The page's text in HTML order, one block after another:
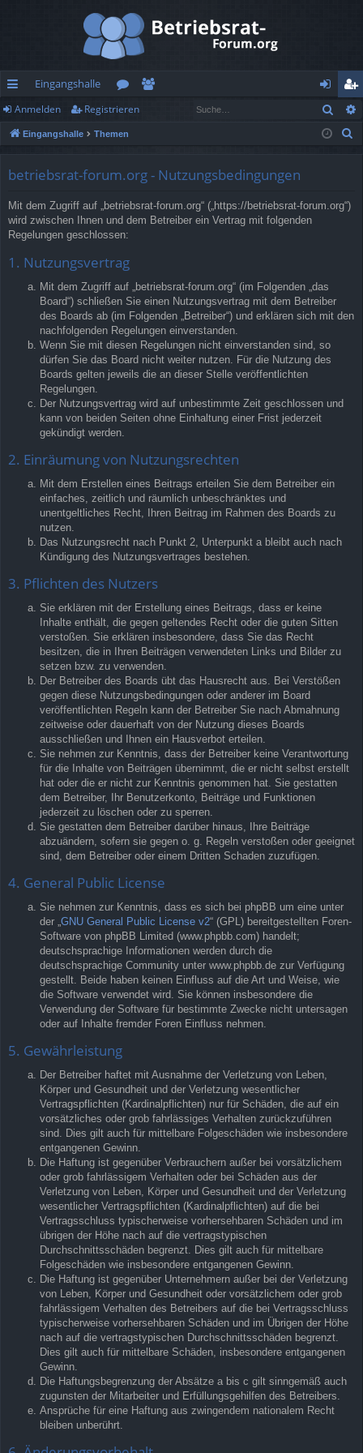
ch
ne
rif
Eingangshalle
or
en
n
m
eg
ist
Anmelden Registrieren
Eingangshalle Themen
betriebsrat-forum.org - Nutzungsbedingungen
Mit dem Zugriff auf „betriebsrat-forum.org“ („https://betriebsrat-forum.org“)
wird zwischen Ihnen und dem Betreiber ein Vertrag mit folgenden
Regelungen geschlossen:
1. Nutzungsvertrag
Mit dem Zugriff auf „betriebsrat-forum.org“ (im Folgenden „das
Board“) schließen Sie einen Nutzungsvertrag mit dem Betreiber
des Boards ab (im Folgenden „Betreiber“) und erklären sich mit den
nachfolgenden Regelungen einverstanden.
Wenn Sie mit diesen Regelungen nicht einverstanden sind, so
dürfen Sie das Board nicht weiter nutzen. Für die Nutzung des
Boards gelten jeweils die an dieser Stelle veröffentlichten
Regelungen.
Der Nutzungsvertrag wird auf unbestimmte Zeit geschlossen und
kann von beiden Seiten ohne Einhaltung einer Frist jederzeit
gekündigt werden.
2. Einräumung von Nutzungsrechten
Mit dem Erstellen eines Beitrags erteilen Sie dem Betreiber ein
einfaches, zeitlich und räumlich unbeschränktes und
unentgeltliches Recht, Ihren Beitrag im Rahmen des Boards zu
nutzen.
Das Nutzungsrecht nach Punkt 2, Unterpunkt a bleibt auch nach
Kündigung des Nutzungsvertrages bestehen.
3. Pflichten des Nutzers
Sie erklären mit der Erstellung eines Beitrags, dass er keine
Inhalte enthält, die gegen geltendes Recht oder die guten Sitten
verstoßen. Sie erklären insbesondere, dass Sie das Recht
besitzen, die in Ihren Beiträgen verwendeten Links und Bilder zu
setzen bzw. zu verwenden.
Der Betreiber des Boards übt das Hausrecht aus. Bei Verstößen
gegen diese Nutzungsbedingungen oder anderer im Board
veröffentlichten Regeln kann der Betreiber Sie nach Abmahnung
zeitweise oder dauerhaft von der Nutzung dieses Boards
ausschließen und Ihnen ein Hausverbot erteilen.
Sie nehmen zur Kenntnis, dass der Betreiber keine Verantwortung
für die Inhalte von Beiträgen übernimmt, die er nicht selbst erstellt
hat oder die er nicht zur Kenntnis genommen hat. Sie gestatten
dem Betreiber, Ihr Benutzerkonto, Beiträge und Funktionen
jederzeit zu löschen oder zu sperren.
Sie gestatten dem Betreiber darüber hinaus, Ihre Beiträge
abzuändern, sofern sie gegen o. g. Regeln verstoßen oder geeignet
sind, dem Betreiber oder einem Dritten Schaden zuzufügen.
4. General Public License
Sie nehmen zur Kenntnis, dass es sich bei phpBB um eine unter
der „GNU General Public License v2“ (GPL) bereitgestellten Foren-
Software von phpBB Limited (www.phpbb.com) handelt;
deutschsprachige Informationen werden durch die
deutschsprachige Community unter www.phpbb.de zur Verfügung
gestellt. Beide haben keinen Einfluss auf die Art und Weise, wie
die Software verwendet wird. Sie können insbesondere die
Verwendung der Software für bestimmte Zwecke nicht untersagen
oder auf Inhalte fremder Foren Einfluss nehmen.
5. Gewährleistung
Der Betreiber haftet mit Ausnahme der Verletzung von Leben,
Körper und Gesundheit und der Verletzung wesentlicher
Vertragspflichten (Kardinalpflichten) nur für Schäden, die auf ein
vorsätzliches oder grob fahrlässiges Verhalten zurückzuführen
sind. Dies gilt auch für mittelbare Folgeschäden wie insbesondere
entgangenen Gewinn.
Die Haftung ist gegenüber Verbrauchern außer bei vorsätzlichem
oder grob fahrlässigem Verhalten oder bei Schäden aus der
Verletzung von Leben, Körper und Gesundheit und der Verletzung
wesentlicher Vertragspflichten (Kardinalpflichten) auf die bei
Vertragsschluss typischerweise vorhersehbaren Schäden und im
übrigen der Höhe nach auf die vertragstypischen
Durchschnittsschäden begrenzt. Dies gilt auch für mittelbare
Folgeschäden wie insbesondere entgangenen Gewinn.
Die Haftung ist gegenüber Unternehmern außer bei der Verletzung
von Leben, Körper und Gesundheit oder vorsätzlichem oder grob
fahrlässigem Verhalten des Betreibers auf die bei Vertragsschluss
typischerweise vorhersehbaren Schäden und im Übrigen der Höhe
nach auf die vertragstypischen Durchschnittsschäden begrenzt.
Dies gilt auch für mittelbare Schäden, insbesondere entgangenen
Gewinn.
Die Haftungsbegrenzung der Absätze a bis c gilt sinngemäß auch
zugunsten der Mitarbeiter und Erfüllungsgehilfen des Betreibers.
Ansprüche für eine Haftung aus zwingendem nationalem Recht
bleiben unberührt.